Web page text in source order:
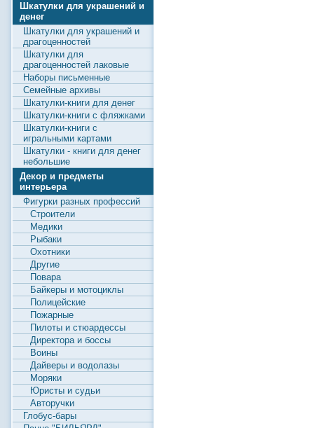
Шкатулки для украшений и
денег
Шкатулки для украшений и
драгоценностей
Шкатулки для
драгоценностей лаковые
Наборы письменные
Семейные архивы
Шкатулки-книги для денег
Шкатулки-книги с фляжками
Шкатулки-книги с
игральными картами
Шкатулки - книги для денег
небольшие
Декор и предметы
интерьера
Фигурки разных профессий
Строители
Медики
Рыбаки
Охотники
Другие
Повара
Байкеры и мотоциклы
Полицейские
Пожарные
Пилоты и стюардессы
Директора и боссы
Воины
Дайверы и водолазы
Моряки
Юристы и судьи
Авторучки
Глобус-бары